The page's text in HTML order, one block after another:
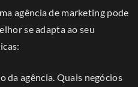
agência de marketing pode
se adapta ao seu
da agência. Quais negócios